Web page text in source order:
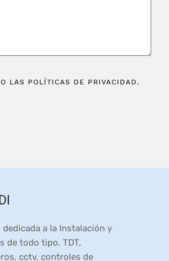
LAS POLÍTICAS DE PRIVACIDAD.
a la Instalación y
de todo tipo, TDT,
cctv, controles de